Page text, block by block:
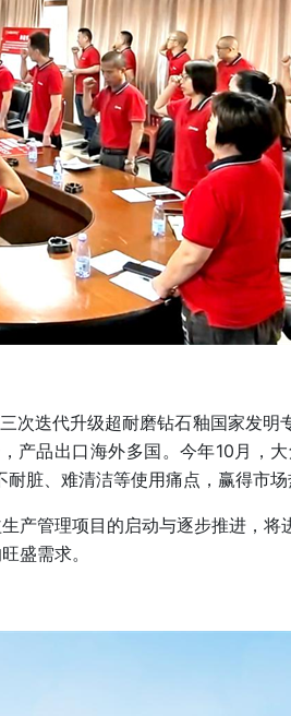
迭代升级超耐磨钻石釉国家发明
品出口海外多国。今年10月，
脏、难清洁等使用痛点，赢得市
管理项目的启动与逐步推进，将
盛需求。